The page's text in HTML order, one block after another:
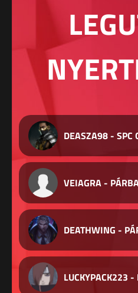
DEASZA98 - SPC
VEIAGRA -
DEATHWING -
LUCKYPACK223 -